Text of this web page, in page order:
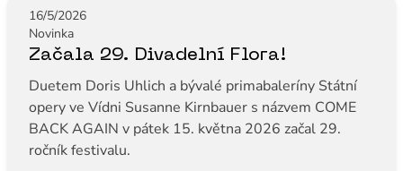
16/5/2026
Novinka
Začala 29. Divadelní Flora!
Duetem Doris Uhlich a bývalé primabaleríny Státní
opery ve Vídni Susanne Kirnbauer s názvem COME
BACK AGAIN v pátek 15. května 2026 začal 29.
ročník festivalu.